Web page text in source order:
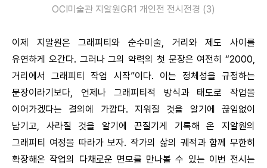
OCI미술관 지알원GR1 개인전 전시전경 (3)
이제 지알원은 그래피티와 순수미술, 거리와 제도 사이를
유연하게 오간다. 그러나 그의 약력의 첫 문장은 여전히 “2000,
거리에서 그래피티 작업 시작”이다. 이는 정체성을 규정하는
문장이라기보다, 언제나 그래피티적 방식과 태도로 작업을
이어가겠다는 결의에 가깝다. 지워질 것을 알기에 끊임없이
남기고, 사라질 것을 알기에 끈질기게 기록해 온 지알원의
그래피티 여정을 따라가 보자. 작가의 삶의 궤적과 함께 무한히
확장해온 작업의 다채로운 면모를 만나볼 수 있는 이번 전시는